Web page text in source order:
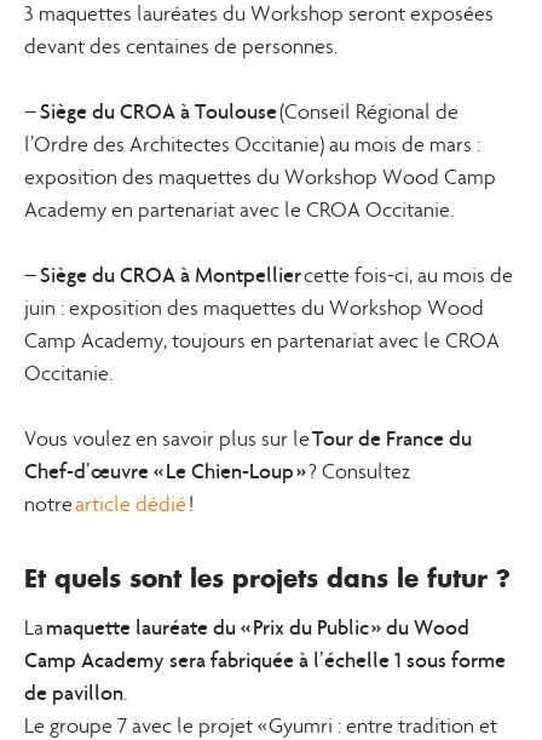
3 maquettes lauréates du Workshop seront exposées
devant des centaines de personnes.
–Siège du CROA à Toulouse(Conseil Régional de
l’Ordre des Architectes Occitanie) au mois de mars :
exposition des maquettes du Workshop Wood Camp
Academy en partenariat avec le CROA Occitanie.
–Siège du CROA à Montpelliercette fois-ci, au mois de
juin : exposition des maquettes du Workshop Wood
Camp Academy, toujours en partenariat avec le CROA
Occitanie.
Vous voulez en savoir plus sur leTour de France du
Chef-d’œuvre « Le Chien-Loup »? Consultez
notrearticle dédié!
Et quels sont les projets dans le futur ?
Lamaquette lauréate du « Prix du Public » du Wood
Camp Academy sera fabriquée à l’échelle 1 sous forme
de pavillon.
Le groupe 7 avec le projet « Gyumri : entre tradition et